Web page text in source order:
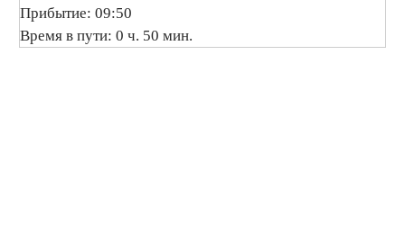
Прибытие: 09:50
Время в пути: 0 ч. 50 мин.